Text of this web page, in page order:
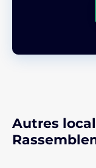
Autres